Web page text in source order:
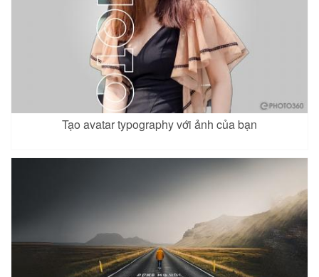
Tạo avatar typography với ảnh của bạn